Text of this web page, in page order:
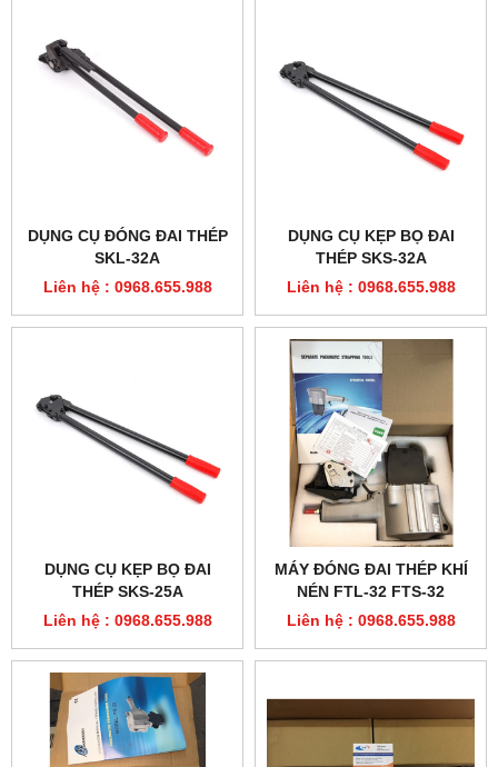
DỤNG CỤ ĐÓNG ĐAI THÉP
SKL-32A
Liên hệ : 0968.655.988
DỤNG CỤ KẸP BỌ ĐAI
THÉP SKS-32A
Liên hệ : 0968.655.988
DỤNG CỤ KẸP BỌ ĐAI
THÉP SKS-25A
Liên hệ : 0968.655.988
MÁY ĐÓNG ĐAI THÉP KHÍ
NÉN FTL-32 FTS-32
Liên hệ : 0968.655.988